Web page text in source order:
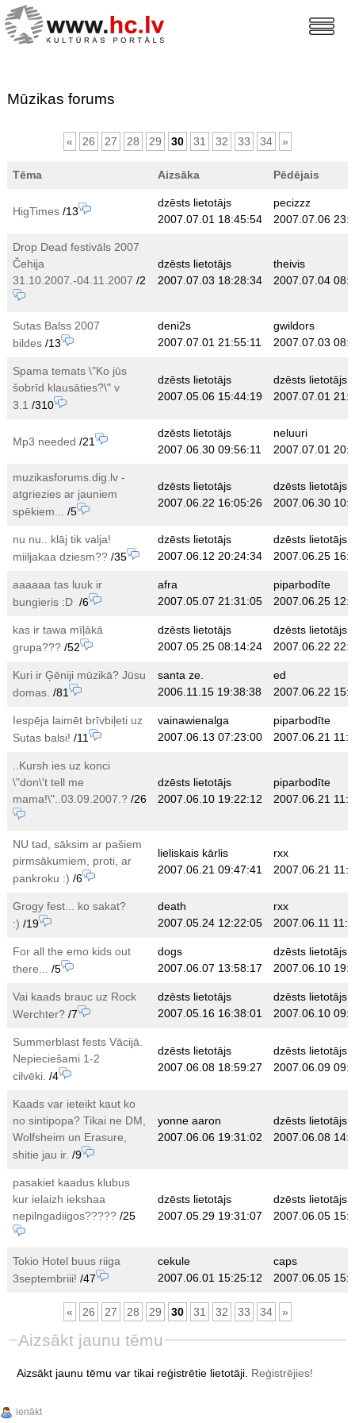
Mūzikas forums
« 26 27 28 29 30 31 32 33 34 »
Tēma Aizsāka Pēdējais
HigTimes/13
dzēsts lietotājs
2007.07.01 18:45:54
pecizzz
2007.07.06
Drop Dead festivāls 2007
Čehija
31.10.2007.-04.11.2007 /2
dzēsts lietotājs
2007.07.03 18:28:34
theivis
2007.07.04
Sutas Balss 2007
bildes/13
deni2s
2007.07.01 21:55:11
gwildors
2007.07.03
Spama temats \"Ko jūs
šobrīd klausāties?\" v
3.1 /310
dzēsts lietotājs
2007.05.06 15:44:19
dzēsts lietotājs
2007.07.01
Mp3 needed /21
dzēsts lietotājs
2007.06.30 09:56:11
neluuri
2007.07.01
muzikasforums.dig.lv -
atgriezies ar jauniem
spēkiem...
/5
dzēsts lietotājs
2007.06.22 16:05:26
dzēsts lietotājs
2007.06.30
nu nu.. klāj tik valja!
miiljakaa dziesm??/35
dzēsts lietotājs
2007.06.12 20:24:34
dzēsts lietotājs
2007.06.25
aaaaaa tas luuk ir
bungieris :D /6
afra
2007.05.07 21:31:05
piparbodīte
2007.06.25
kas ir tawa mīļākā
grupa???/52
dzēsts lietotājs
2007.05.25 08:14:24
dzēsts lietotājs
2007.06.22
Kuri ir Ģēniji mūzikā? Jūsu
domas. /81
santa ze.
2006.11.15 19:38:38
ed
2007.06.22
Iespēja laimēt brīvbiļeti uz
Sutas balsi! /11
vainawienalga
2007.06.13 07:23:00
piparbodīte
2007.06.21
..Kursh ies uz konci
\"don\'t tell me
mama!\"..03.09.2007.?/26
dzēsts lietotājs
2007.06.10 19:22:12
piparbodīte
2007.06.21
NU tad, sāksim ar pašiem
pirmsākumiem, proti, ar
pankroku :) /6
lieliskais kārlis
2007.06.21 09:47:41
rxx
2007.06.21
Grogy fest... ko sakat?
:) /19
death
2007.05.24 12:22:05
rxx
2007.06.11
For all the emo kids out
there...
/5
dogs
2007.06.07 13:58:17
dzēsts lietotājs
2007.06.10
Vai kaads brauc uz Rock
Werchter?/7
dzēsts lietotājs
2007.05.16 16:38:01
dzēsts lietotājs
2007.06.10
Summerblast fests Vācijā.
Nepieciešami 1-2
cilvēki. /4
dzēsts lietotājs
2007.06.08 18:59:27
dzēsts lietotājs
2007.06.09
Kaads var ieteikt kaut ko
no sintipopa? Tikai ne DM,
Wolfsheim un Erasure,
shitie jau ir. /9
yonne aaron
2007.06.06 19:31:02
dzēsts lietotājs
2007.06.08
pasakiet kaadus klubus
kur ielaizh iekshaa
nepilngadiigos?????/25
dzēsts lietotājs
2007.05.29 19:31:07
dzēsts lietotājs
2007.06.05
Tokio Hotel buus riiga
3septembriii! /47
cekule
2007.06.01 15:25:12
caps
2007.06.05
« 26 27 28 29 30 31 32 33 34 »
Aizsākt jaunu tēmu
Aizsākt jaunu tēmu var tikai reģistrētie lietotāji. Reģistrējies!
ienākt